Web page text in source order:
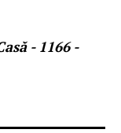
- 1166 -